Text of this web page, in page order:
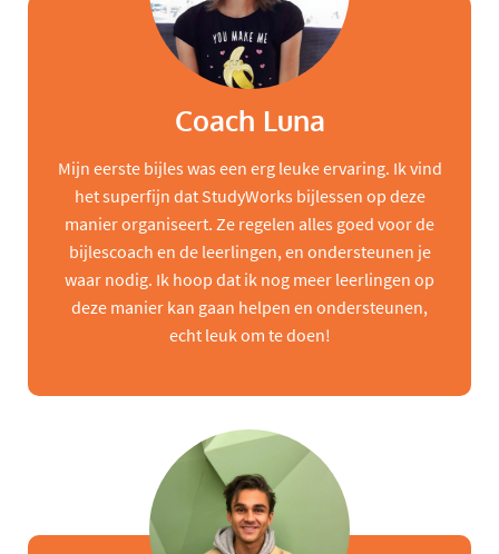
Coach Luna
Mijn eerste bijles was een erg leuke ervaring. Ik vind
het superfijn dat StudyWorks bijlessen op deze
manier organiseert. Ze regelen alles goed voor de
bijlescoach en de leerlingen, en ondersteunen je
waar nodig. Ik hoop dat ik nog meer leerlingen op
deze manier kan gaan helpen en ondersteunen,
echt leuk om te doen!